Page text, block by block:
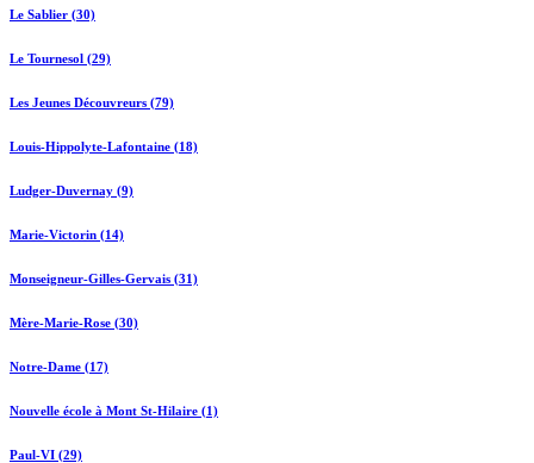
Le Sablier (30)
Le Tournesol (29)
Les Jeunes Découvreurs (79)
Louis-Hippolyte-Lafontaine (18)
Ludger-Duvernay (9)
Marie-Victorin (14)
Monseigneur-Gilles-Gervais (31)
Mère-Marie-Rose (30)
Notre-Dame (17)
Nouvelle école à Mont St-Hilaire (1)
Paul-VI (29)